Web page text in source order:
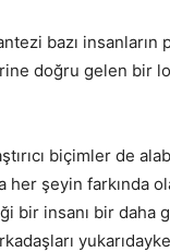
bazı insanların
doğru gelen bir
biçimler de
şeyin farkında
bir insanı bir daha